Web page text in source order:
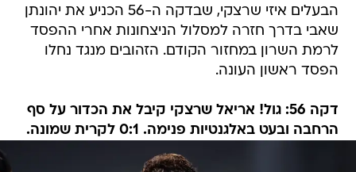
הבעלים איזי שרצקי, שבדקה ה-56 הכניע את יהונתן
שאבי בדרך חזרה למסלול הניצחונות אחרי ההפסד
לרמת השרון במחזור הקודם. הזהובים מנגד נחלו
הפסד ראשון העונה.
דקה 56: גול! אריאל שרצקי קיבל את הכדור על סף
הרחבה ובעט באלגנטיות פנימה. 0:1 לקרית שמונה.